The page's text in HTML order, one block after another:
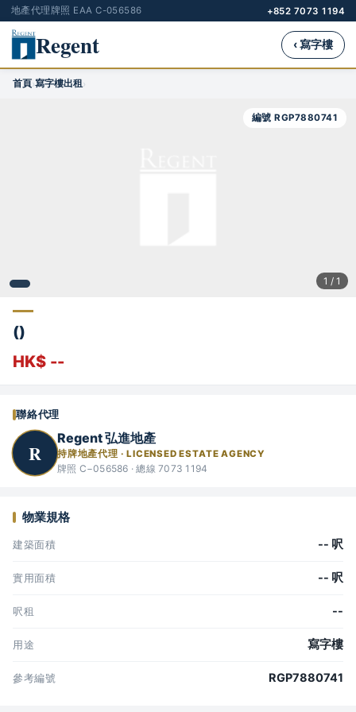
地產代理牌照 EAA C-056586 +852 7073 1194
Regent ‹ 寫字樓
首頁›寫字樓出租›
編號 RGP7880741
1 / 1
()
HK$ --
聯絡代理
R
Regent 弘進地產
持牌地產代理 · LICENSED ESTATE AGENCY
牌照 C−056586 · 總線 7073 1194
物業規格
建築面積 -- 呎
實用面積 -- 呎
呎租 --
用途 寫字樓
參考編號 RGP7880741